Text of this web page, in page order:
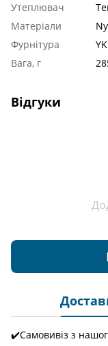
Утеплювач
Матеріали
Фурнітура
Вага, г
Відгуки
✔️Самовивіз з